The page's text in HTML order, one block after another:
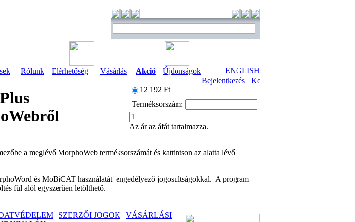
Rólunk Elérhetőség Vásárlás Akció Újdonságok
ENGLISH
Bejelentkezés
12 192 Ft
Terméksorszám:
Az ár az áfát tartalmazza.
a meglévő MorphoWeb terméksorszámát és kattintson az alatta lévő
és MoBiCAT használatát engedélyező jogosultságokkal. A program
fül alól egyszerűen letölthető.
| SZERZŐI JOGOK | VÁSÁRLÁSI